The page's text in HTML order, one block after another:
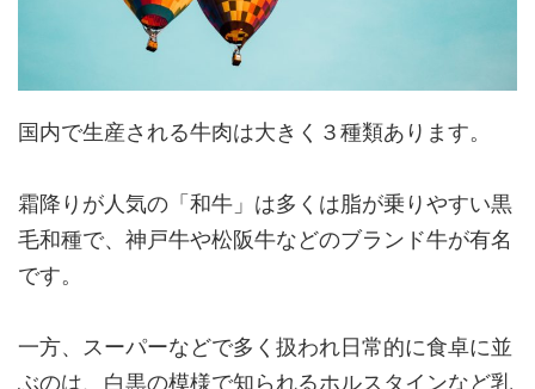
国内で生産される牛肉は大きく３種類あります。
霜降りが人気の「和牛」は多くは脂が乗りやすい黒
毛和種で、神戸牛や松阪牛などのブランド牛が有名
です。
一方、スーパーなどで多く扱われ日常的に食卓に並
ぶのは、白黒の模様で知られるホルスタインなど乳